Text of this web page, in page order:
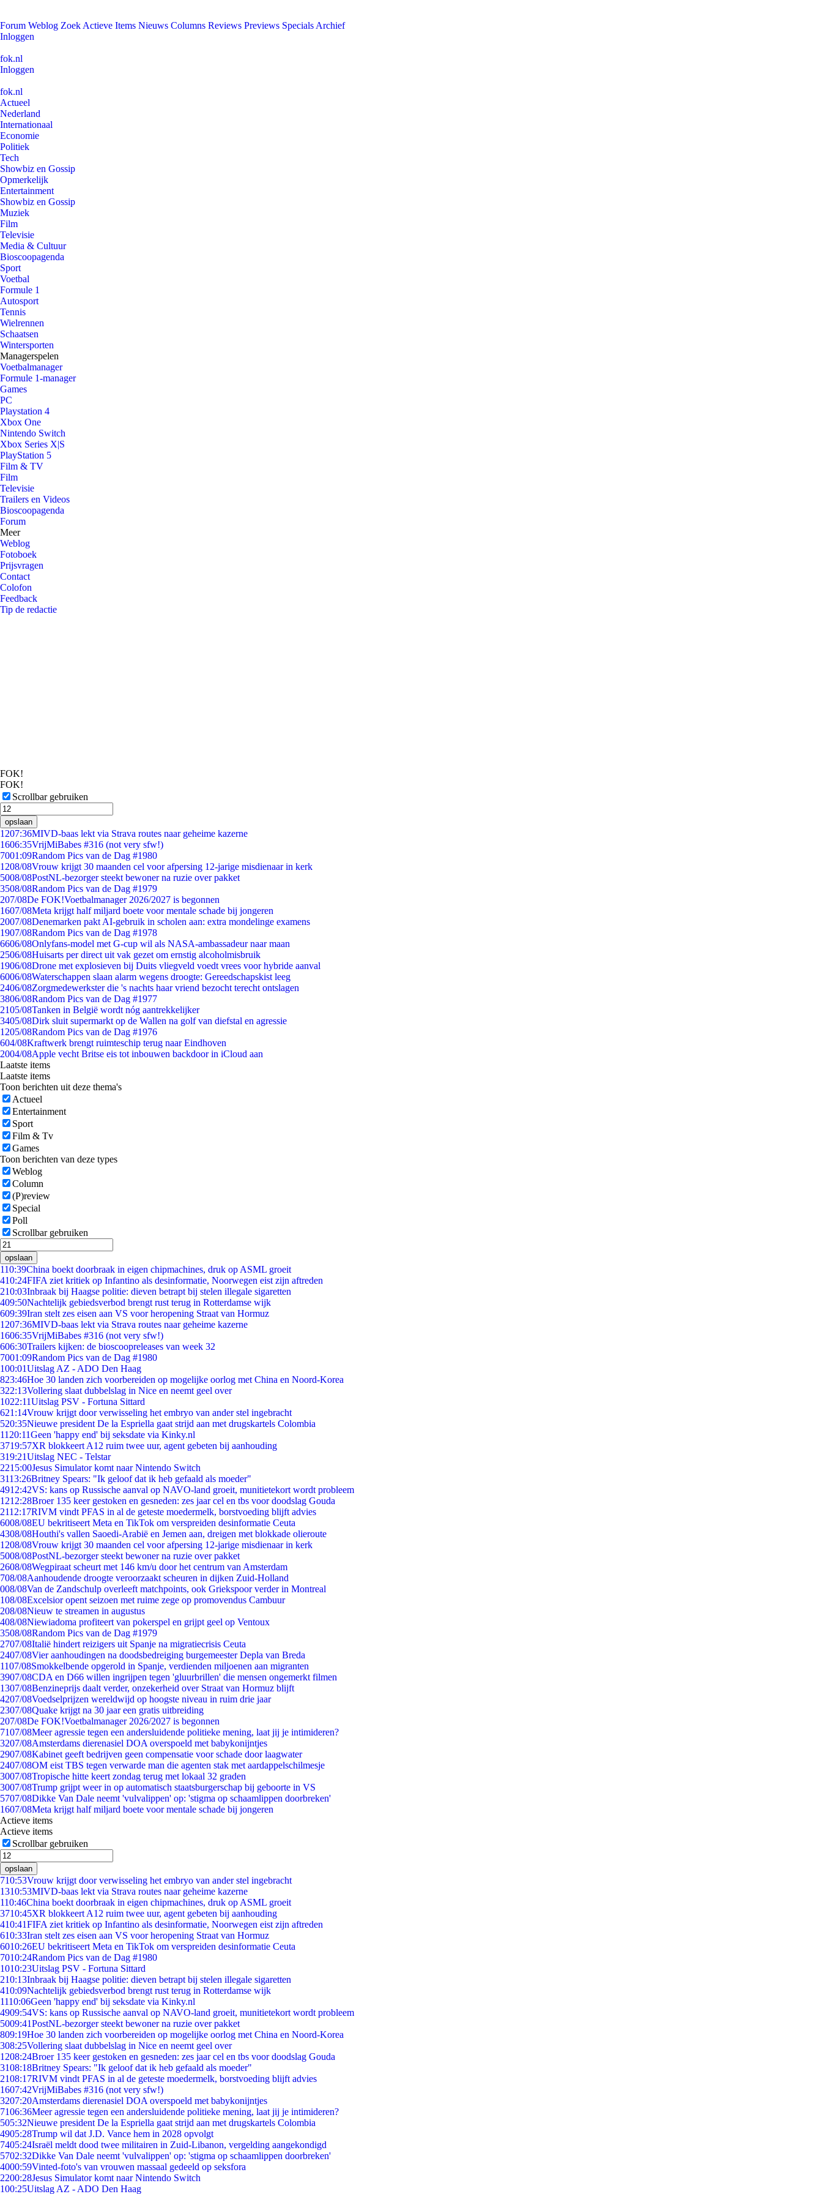
Forum Weblog Zoek Actieve Items Nieuws Columns Reviews Previews Specials Archief
Inloggen
fok.nl
Inloggen
fok.nl
Actueel
Nederland
Internationaal
Economie
Politiek
Tech
Showbiz en Gossip
Opmerkelijk
Entertainment
Showbiz en Gossip
Muziek
Film
Televisie
Media & Cultuur
Bioscoopagenda
Sport
Voetbal
Formule 1
Autosport
Tennis
Wielrennen
Schaatsen
Wintersporten
Managerspelen
Voetbalmanager
Formule 1-manager
Games
PC
Playstation 4
Xbox One
Nintendo Switch
Xbox Series X|S
PlayStation 5
Film & TV
Film
Televisie
Trailers en Videos
Bioscoopagenda
Forum
Meer
Weblog
Fotoboek
Prijsvragen
Contact
Colofon
Feedback
Tip de redactie
FOK!
FOK!
Scrollbar gebruiken
opslaan
1207:36MIVD-baas lekt via Strava routes naar geheime kazerne
1606:35VrijMiBabes #316 (not very sfw!)
7001:09Random Pics van de Dag #1980
1208/08Vrouw krijgt 30 maanden cel voor afpersing 12-jarige misdienaar in kerk
5008/08PostNL-bezorger steekt bewoner na ruzie over pakket
3508/08Random Pics van de Dag #1979
207/08De FOK!Voetbalmanager 2026/2027 is begonnen
1607/08Meta krijgt half miljard boete voor mentale schade bij jongeren
2007/08Denemarken pakt AI-gebruik in scholen aan: extra mondelinge examens
1907/08Random Pics van de Dag #1978
6606/08Onlyfans-model met G-cup wil als NASA-ambassadeur naar maan
2506/08Huisarts per direct uit vak gezet om ernstig alcoholmisbruik
1906/08Drone met explosieven bij Duits vliegveld voedt vrees voor hybride aanval
6006/08Waterschappen slaan alarm wegens droogte: Gereedschapskist leeg
2406/08Zorgmedewerkster die 's nachts haar vriend bezocht terecht ontslagen
3806/08Random Pics van de Dag #1977
2105/08Tanken in België wordt nóg aantrekkelijker
3405/08Dirk sluit supermarkt op de Wallen na golf van diefstal en agressie
1205/08Random Pics van de Dag #1976
604/08Kraftwerk brengt ruimteschip terug naar Eindhoven
2004/08Apple vecht Britse eis tot inbouwen backdoor in iCloud aan
Laatste items
Laatste items
Toon berichten uit deze thema's
Actueel
Entertainment
Sport
Film & Tv
Games
Toon berichten van deze types
Weblog
Column
(P)review
Special
Poll
Scrollbar gebruiken
opslaan
110:39China boekt doorbraak in eigen chipmachines, druk op ASML groeit
410:24FIFA ziet kritiek op Infantino als desinformatie, Noorwegen eist zijn aftreden
210:03Inbraak bij Haagse politie: dieven betrapt bij stelen illegale sigaretten
409:50Nachtelijk gebiedsverbod brengt rust terug in Rotterdamse wijk
609:39Iran stelt zes eisen aan VS voor heropening Straat van Hormuz
1207:36MIVD-baas lekt via Strava routes naar geheime kazerne
1606:35VrijMiBabes #316 (not very sfw!)
606:30Trailers kijken: de bioscoopreleases van week 32
7001:09Random Pics van de Dag #1980
100:01Uitslag AZ - ADO Den Haag
823:46Hoe 30 landen zich voorbereiden op mogelijke oorlog met China en Noord-Korea
322:13Vollering slaat dubbelslag in Nice en neemt geel over
1022:11Uitslag PSV - Fortuna Sittard
621:14Vrouw krijgt door verwisseling het embryo van ander stel ingebracht
520:35Nieuwe president De la Espriella gaat strijd aan met drugskartels Colombia
11 20:11Geen 'happy end' bij seksdate via Kinky.nl
3719:57XR blokkeert A12 ruim twee uur, agent gebeten bij aanhouding
319:21Uitslag NEC - Telstar
2215:00Jesus Simulator komt naar Nintendo Switch
3113:26Britney Spears: "Ik geloof dat ik heb gefaald als moeder"
4912:42VS: kans op Russische aanval op NAVO-land groeit, munitietekort wordt probleem
1212:28Broer 135 keer gestoken en gesneden: zes jaar cel en tbs voor doodslag Gouda
2112:17RIVM vindt PFAS in al de geteste moedermelk, borstvoeding blijft advies
6008/08EU bekritiseert Meta en TikTok om verspreiden desinformatie Ceuta
4308/08Houthi's vallen Saoedi-Arabië en Jemen aan, dreigen met blokkade olieroute
1208/08Vrouw krijgt 30 maanden cel voor afpersing 12-jarige misdienaar in kerk
5008/08PostNL-bezorger steekt bewoner na ruzie over pakket
2608/08Wegpiraat scheurt met 146 km/u door het centrum van Amsterdam
708/08Aanhoudende droogte veroorzaakt scheuren in dijken Zuid-Holland
008/08Van de Zandschulp overleeft matchpoints, ook Griekspoor verder in Montreal
108/08Excelsior opent seizoen met ruime zege op promovendus Cambuur
208/08Nieuw te streamen in augustus
408/08Niewiadoma profiteert van pokerspel en grijpt geel op Ventoux
3508/08Random Pics van de Dag #1979
2707/08Italië hindert reizigers uit Spanje na migratiecrisis Ceuta
2407/08Vier aanhoudingen na doodsbedreiging burgemeester Depla van Breda
1107/08Smokkelbende opgerold in Spanje, verdienden miljoenen aan migranten
3907/08CDA en D66 willen ingrijpen tegen 'gluurbrillen' die mensen ongemerkt filmen
1307/08Benzineprijs daalt verder, onzekerheid over Straat van Hormuz blijft
4207/08Voedselprijzen wereldwijd op hoogste niveau in ruim drie jaar
2307/08Quake krijgt na 30 jaar een gratis uitbreiding
207/08De FOK!Voetbalmanager 2026/2027 is begonnen
7107/08Meer agressie tegen een andersluidende politieke mening, laat jij je intimideren?
3207/08Amsterdams dierenasiel DOA overspoeld met babykonijntjes
2907/08Kabinet geeft bedrijven geen compensatie voor schade door laagwater
2407/08OM eist TBS tegen verwarde man die agenten stak met aardappelschilmesje
3007/08Tropische hitte keert zondag terug met lokaal 32 graden
3007/08Trump grijpt weer in op automatisch staatsburgerschap bij geboorte in VS
5707/08Dikke Van Dale neemt 'vulvalippen' op: 'stigma op schaamlippen doorbreken'
1607/08Meta krijgt half miljard boete voor mentale schade bij jongeren
Actieve items
Actieve items
Scrollbar gebruiken
opslaan
710:53Vrouw krijgt door verwisseling het embryo van ander stel ingebracht
1310:53MIVD-baas lekt via Strava routes naar geheime kazerne
110:46China boekt doorbraak in eigen chipmachines, druk op ASML groeit
3710:45XR blokkeert A12 ruim twee uur, agent gebeten bij aanhouding
410:41FIFA ziet kritiek op Infantino als desinformatie, Noorwegen eist zijn aftreden
610:33Iran stelt zes eisen aan VS voor heropening Straat van Hormuz
6010:26EU bekritiseert Meta en TikTok om verspreiden desinformatie Ceuta
7010:24Random Pics van de Dag #1980
1010:23Uitslag PSV - Fortuna Sittard
210:13Inbraak bij Haagse politie: dieven betrapt bij stelen illegale sigaretten
410:09Nachtelijk gebiedsverbod brengt rust terug in Rotterdamse wijk
1110:06Geen 'happy end' bij seksdate via Kinky.nl
4909:54VS: kans op Russische aanval op NAVO-land groeit, munitietekort wordt probleem
5009:41PostNL-bezorger steekt bewoner na ruzie over pakket
809:19Hoe 30 landen zich voorbereiden op mogelijke oorlog met China en Noord-Korea
308:25Vollering slaat dubbelslag in Nice en neemt geel over
1208:24Broer 135 keer gestoken en gesneden: zes jaar cel en tbs voor doodslag Gouda
3108:18Britney Spears: "Ik geloof dat ik heb gefaald als moeder"
2108:17RIVM vindt PFAS in al de geteste moedermelk, borstvoeding blijft advies
1607:42VrijMiBabes #316 (not very sfw!)
3207:20Amsterdams dierenasiel DOA overspoeld met babykonijntjes
7106:36Meer agressie tegen een andersluidende politieke mening, laat jij je intimideren?
505:32Nieuwe president De la Espriella gaat strijd aan met drugskartels Colombia
4905:28Trump wil dat J.D. Vance hem in 2028 opvolgt
7405:24Israël meldt dood twee militairen in Zuid-Libanon, vergelding aangekondigd
5702:32Dikke Van Dale neemt 'vulvalippen' op: 'stigma op schaamlippen doorbreken'
4000:59Vinted-foto's van vrouwen massaal gedeeld op seksfora
2200:28Jesus Simulator komt naar Nintendo Switch
100:25Uitslag AZ - ADO Den Haag